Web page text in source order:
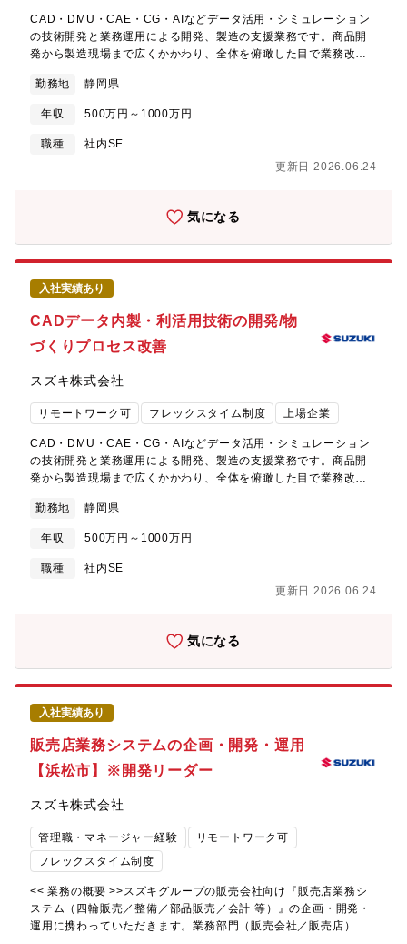
やすく、ルールや常識に縛られすぎることもありません。チーム
内で密接なコミュニケーションをとり、相談しながら業務を進め
ることができます。やる気があり、ものづくりに喜びを感じる方
の応募をお待ちしています。サービスを創出し開発する能力を有
外からの積極的な応募も心からお待ちしております。
CAD・DMU・CAE・CG・AIなどデータ活用・シミュレーション
の技術開発と業務運用による開発、製造の支援業務です。商品開
発から製造現場まで広くかかわり、全体を俯瞰した目で業務改善
発プロセス改善・DMU・CGを活かしたVR技術の開発と業務適用
勤務地 静岡県
年収 500万円～1000万円
職種
社内SE
更新日 2026.06.24
気になる
入社実績あり
CADデータ内製・利活用技術の開発/物
づくりプロセス改善
スズキ株式会社
リモートワーク可 フレックスタイム制度 上場企業
CAD・DMU・CAE・CG・AIなどデータ活用・シミュレーション
の技術開発と業務運用による開発、製造の支援業務です。商品開
発から製造現場まで広くかかわり、全体を俯瞰した目で業務改善
なる3Dデータ作成方法の協業プロセス化や効率化の推進・3D測定
を活用した物づくりの効率化推進・3Dプリンティングを使った設
計支援業務の拡大【採用背景】・事業拡大のため、グローバル化
する機種開発を、一層効率的に進める必要があります。既存の価
て、製品の品質向上や開発業務の効率化に取り組む人材を募集し
した新技術や新プロセスを追求して、同社の物づくりの品質向上
や効率化を進めています。・CADデータ活用のため、3Dデータ作
成や3D測定を行う人員が揃っています。【キャリアプラン】・役
職：チームリーダーや係長、将来的に管理職へとキャリアアップ
することができます。・身に着けられる知識・技術：CADデータ
作成、3D測定及び業務効率化に関する技術・環境：基本は本社及
び二輪技術センター勤務です。インド生産部門と業務を進めてお
り、インドに往来する機会があります。部内駐在実績拠点：本
社・二輪技術センター【入社後の教育体制/フォロー体制】OJTで
て、社内外の研修に受講いただくことも可能です。その他、以下
のような研修・教育があります。・全社教育：役職者研修、部門
別研修 等・自己研鑽プログラム：英会話やプログラミング、業
務で必要な知識、ビジネススキルなどの講座を多数用意しており
ます。従業員価格で安価で受講することができます。【仕事のや
りがい】・自分の考案した手法で、問題解決にチャレンジするこ
とができます。・設計及び生産部門やインド生産拠点と連携し
て、デジタル技術を活用した物づくりをグローバルに進めること
勤務地 静岡県
年収 500万円～1000万円
職種
社内SE
更新日 2026.06.24
気になる
入社実績あり
販売店業務システムの企画・開発・運用
【浜松市】※開発リーダー
スズキ株式会社
管理職・マネージャー経験
リモートワーク可
フレックスタイム制度
<< 業務の概要 >>スズキグループの販売会社向け『販売店業務シ
ステム（四輪販売／整備／部品販売／会計 等）』の企画・開発・
運用に携わっていただきます。業務部門（販売会社／販売店）や